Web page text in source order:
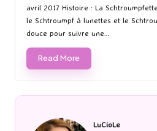
avril 2017 Histoire : La
le Schtroumpf à lunettes et le
douce pour suivre une…
Read More
LuCioLe